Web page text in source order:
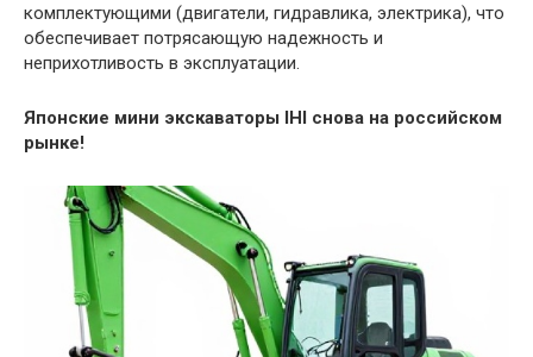
комплектующими (двигатели, гидравлика, электрика), что
обеспечивает потрясающую надежность и
неприхотливость в эксплуатации.
Японские мини экскаваторы IHI снова на российском
рынке!